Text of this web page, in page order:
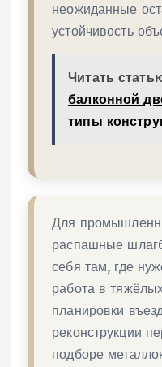
неожиданные
устойчивость
Читать
балконной
типы
Для
распашные
себя там, где
работа в
планировки
реконструкции
подборе